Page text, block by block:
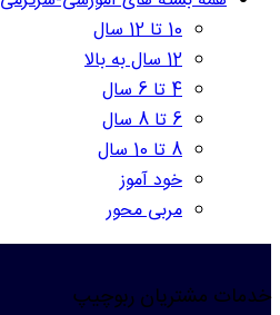
10 تا 12 سال
12 سال به بالا
4 تا 6 سال
6 تا 8 سال
8 تا 10 سال
خود آموز
مربی محور
خدمات مشتریان ربوچیپ